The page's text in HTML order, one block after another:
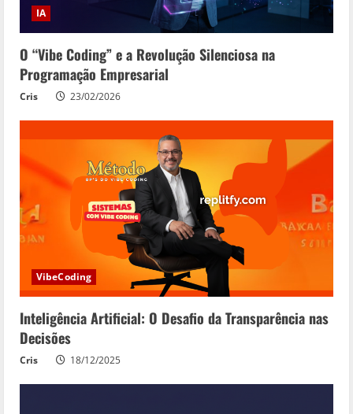
IA
O “Vibe Coding” e a Revolução Silenciosa na
Programação Empresarial
Cris 23/02/2026
VibeCoding
Inteligência Artificial: O Desafio da Transparência nas
Decisões
Cris 18/12/2025